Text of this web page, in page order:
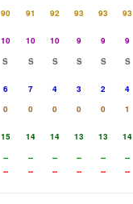
90 91 92 93 93 93
10 10 10 9 9 9
S S S S S S
6 7 4 3 2 4
0 0 0 0 0 1
15 14 14 13 13 14
-- -- -- -- -- --
-- -- -- -- -- --